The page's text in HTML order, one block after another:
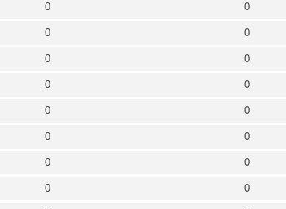
0 0
0 0
0 0
0 0
0 0
0 0
0 0
0 0